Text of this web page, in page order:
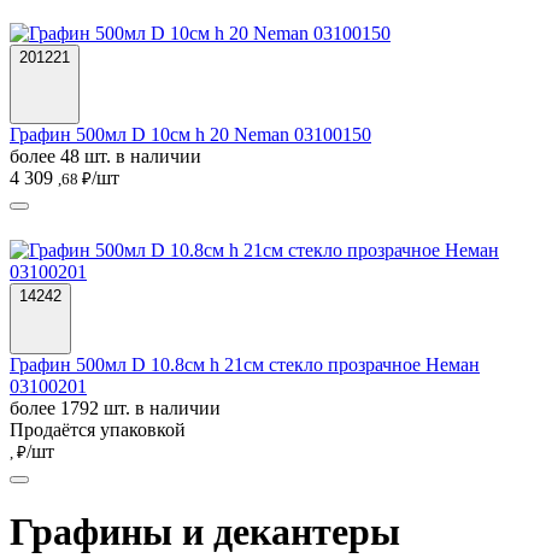
201221
Графин 500мл D 10см h 20 Neman 03100150
более 48 шт. в наличии
4 309 ,68 ₽/шт
14242
Графин 500мл D 10.8см h 21см стекло прозрачное Неман
03100201
более 1792 шт. в наличии
Продаётся упаковкой
, ₽/шт
Графины и декантеры